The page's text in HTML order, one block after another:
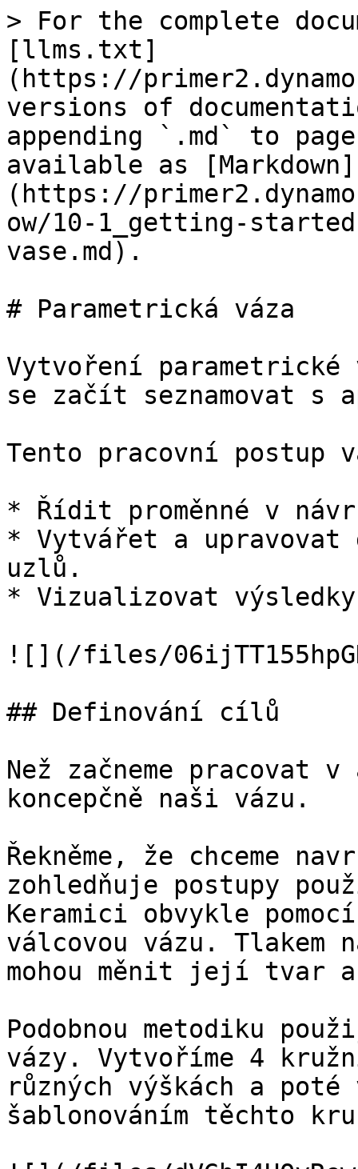
> For the complete
[llms.txt]
(https://
versions of
appending `.md` to
available as [Markdown]
(https://
ow/10-1_getting-
vase.md).
# Parametrická váza
Vytvoření
se začít seznamovat s
Tento pracovní postup
* Řídit proměnné v
* Vytvářet a upravovat
uzlů.
* Vizualizovat
![](/files/
## Definování cílů
Než začneme pracovat
koncepčně naši vázu.
Řekněme, že chceme
zohledňuje postupy
Keramici obvykle
válcovou vázu. Tlakem
mohou měnit její tvar
Podobnou metodiku
vázy. Vytvoříme 4
různých výškách a poté
šablonováním těchto